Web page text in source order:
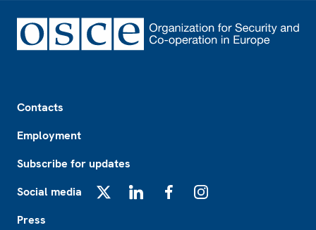
Contacts
Employment
Subscribe for updates
Social media
Press